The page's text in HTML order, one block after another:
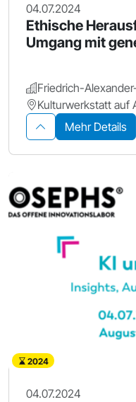
04.07.2024
Ethische
Umgang mit
Kulturwerkstatt auf
Mehr Details
2024
04.07.2024